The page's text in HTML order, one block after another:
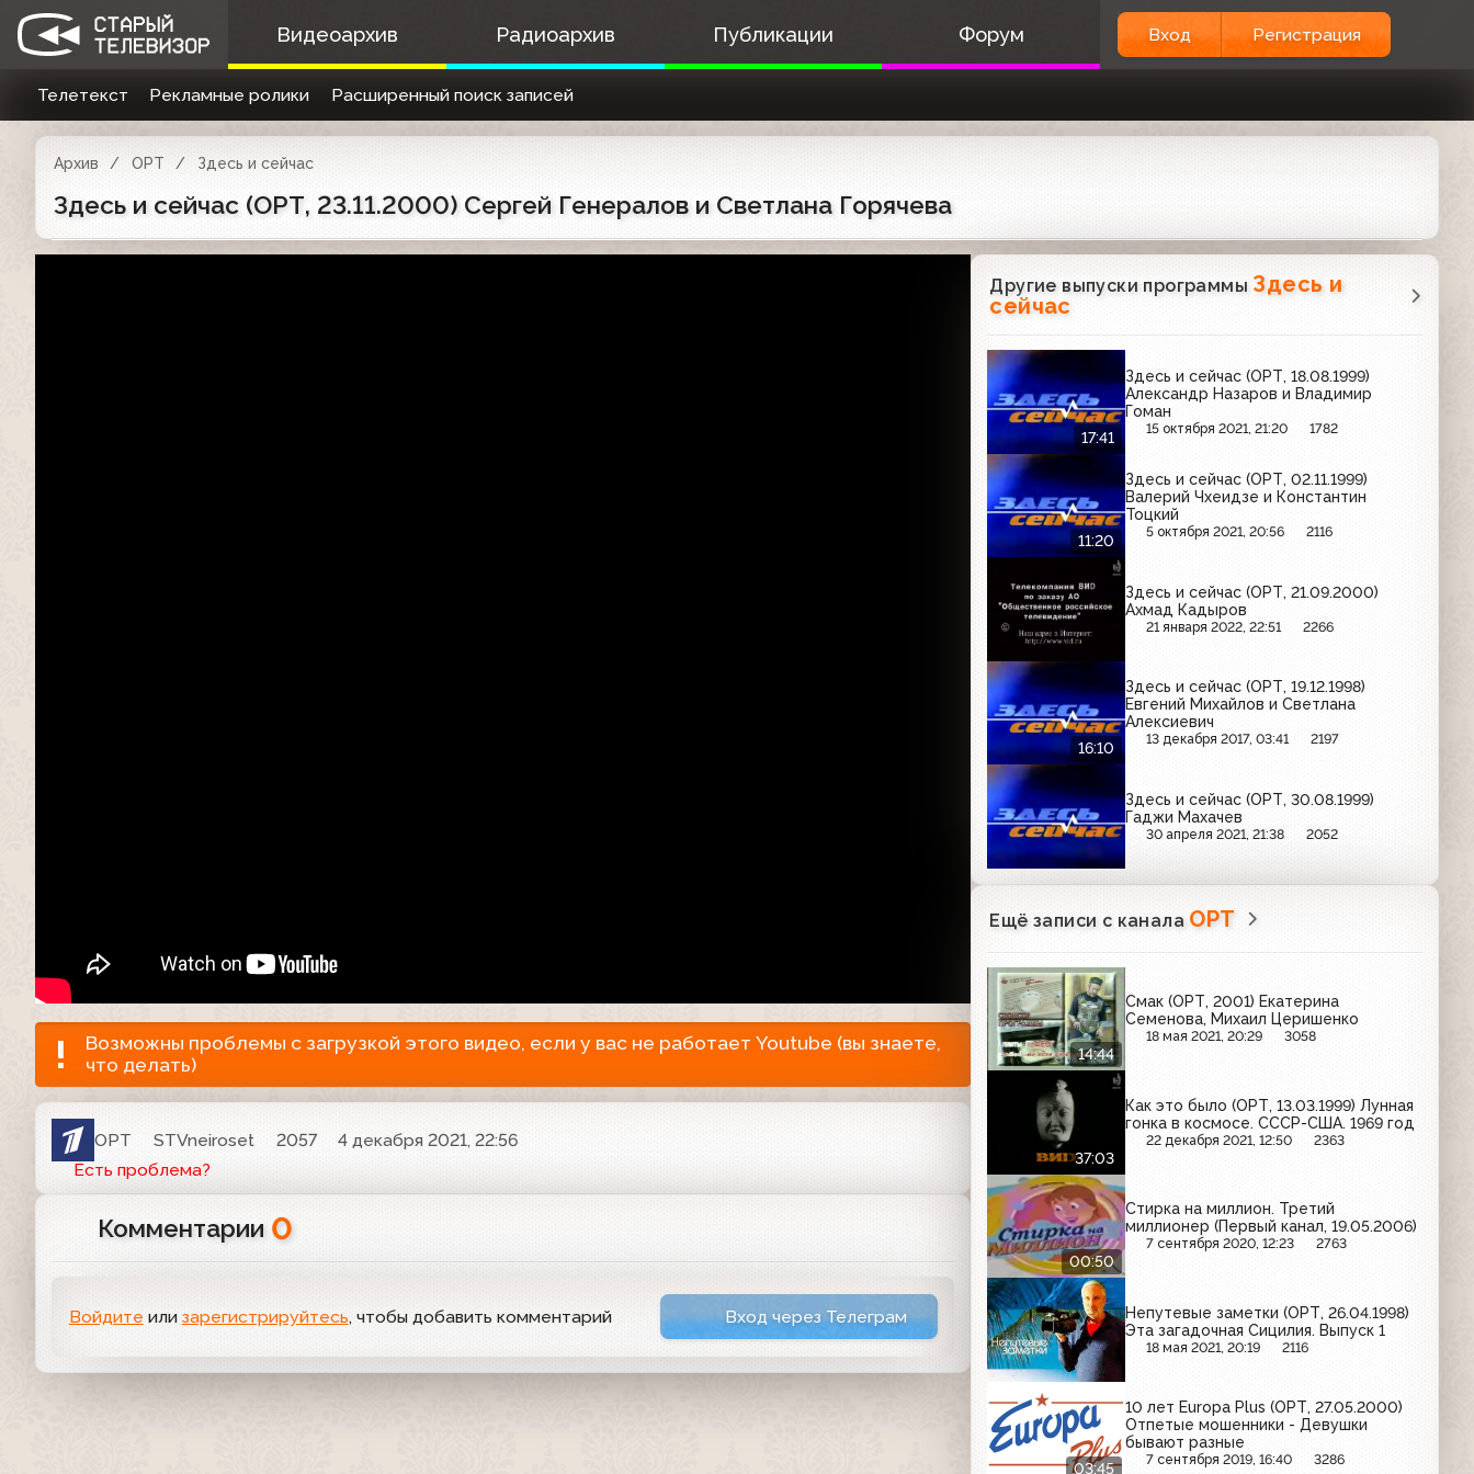
Видеоархив Радиоархив Публикации Форум Вход Регистрация
Телетекст Рекламные ролики Расширенный поиск записей
Архив ОРТ Здесь и сейчас
Здесь и сейчас (ОРТ, 23.11.2000) Сергей Генералов и Светлана Горячева
Возможны проблемы с загрузкой этого видео, если у вас не работает Youtube (вы знаете,
что делать)
ОРТ STVneiroset 2057
4 декабря 2021, 22:56
Есть проблема?
Комментарии 0
Войдите или зарегистрируйтесь, чтобы добавить комментарий Вход через Телеграм
Другие выпуски программы Здесь и
сейчас
17:41
Здесь и сейчас (ОРТ, 18.08.1999)
Александр Назаров и Владимир
Гоман
15 октября 2021, 21:20 1782
11:20
Здесь и сейчас (ОРТ, 02.11.1999)
Валерий Чхеидзе и Константин
Тоцкий
5 октября 2021, 20:56 2116
Здесь и сейчас (ОРТ, 21.09.2000)
Ахмад Кадыров
21 января 2022, 22:51 2266
16:10
Здесь и сейчас (ОРТ, 19.12.1998)
Евгений Михайлов и Светлана
Алексиевич
13 декабря 2017, 03:41 2197
Здесь и сейчас (ОРТ, 30.08.1999)
Гаджи Махачев
30 апреля 2021, 21:38 2052
Ещё записи с канала ОРТ
14:44
Смак (ОРТ, 2001) Екатерина
Семенова, Михаил Церишенко
18 мая 2021, 20:29 3058
37:03
Как это было (ОРТ, 13.03.1999) Лунная
гонка в космосе. СССР-США. 1969 год
22 декабря 2021, 12:50 2363
00:50
Стирка на миллион. Третий
миллионер (Первый канал, 19.05.2006)
7 сентября 2020, 12:23 2763
Непутевые заметки (ОРТ, 26.04.1998)
Эта загадочная Сицилия. Выпуск 1
18 мая 2021, 20:19 2116
03:45
10 лет Europa Plus (ОРТ, 27.05.2000)
Отпетые мошенники - Девушки
бывают разные
7 сентября 2019, 16:40 3286